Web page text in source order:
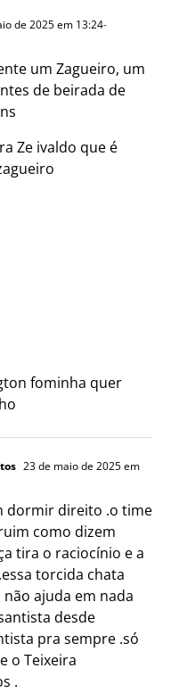
de 2025 em 13:24-
um Zagueiro, um
de beirada de
Ze ivaldo que é
fominha quer
23 de maio de 2025 em
dormir direito .o time
como dizem
tira o raciocínio e a
torcida chata
não ajuda em nada
desde
pra sempre .só
o Teixeira
.